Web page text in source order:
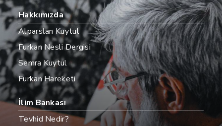
Hakkımızda
Alparslan Kuytul
Furkan Nesli Dergisi
Semra Kuytul
Furkan Hareketi
İlim Bankası
Tevhid Nedir?